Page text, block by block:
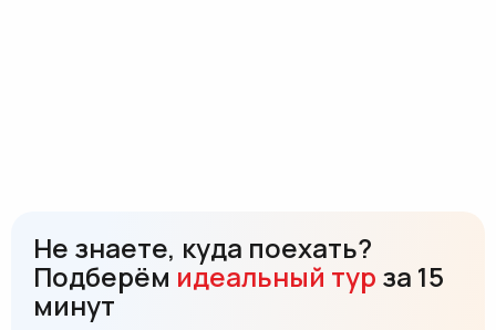
Не знаете, куда поехать?
Подберём идеальный тур за 15
минут